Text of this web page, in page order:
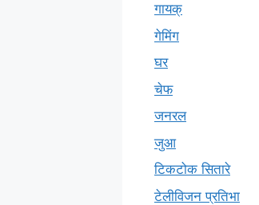
गायक्
गेमिंग
घर
चेफ
जनरल
जुआ
टिकटोक सितारे
टेलीविजन प्रतिभा